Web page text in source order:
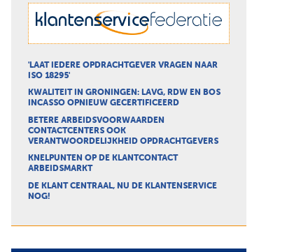
'LAAT IEDERE OPDRACHTGEVER VRAGEN NAAR
ISO 18295'
KWALITEIT IN GRONINGEN: LAVG, RDW EN BOS
INCASSO OPNIEUW GECERTIFICEERD
BETERE ARBEIDSVOORWAARDEN
CONTACTCENTERS OOK
VERANTWOORDELIJKHEID OPDRACHTGEVERS
KNELPUNTEN OP DE KLANTCONTACT
ARBEIDSMARKT
DE KLANT CENTRAAL, NU DE KLANTENSERVICE
NOG!